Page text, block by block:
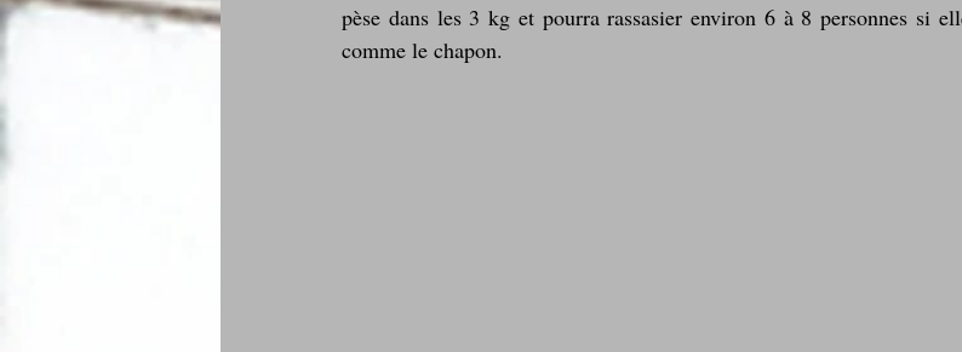
pèse dans les 3 kg et pourra rassasier environ 6 à 8 personnes si
comme le chapon.